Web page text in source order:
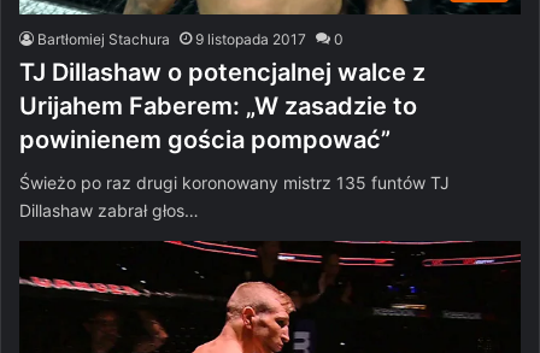
Bartłomiej Stachura 9 listopada 2017 0
TJ Dillashaw o potencjalnej walce z
Urijahem Faberem: „W zasadzie to
powinienem gościa pompować”
Świeżo po raz drugi koronowany mistrz 135 funtów TJ
Dillashaw zabrał głos…